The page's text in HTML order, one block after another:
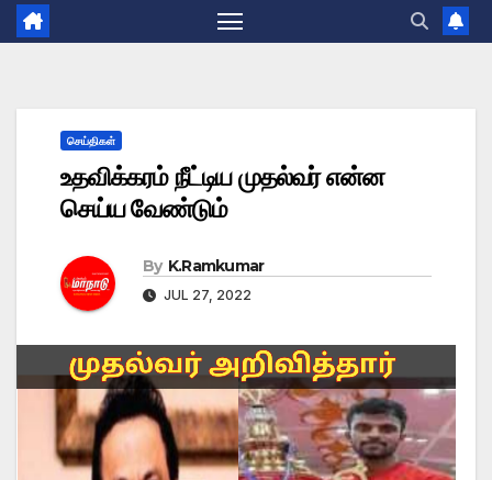
செய்திகள்
உதவிக்கரம் நீட்டிய முதல்வர் என்ன
செய்ய வேண்டும்
By K.Ramkumar
JUL 27, 2022